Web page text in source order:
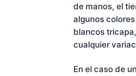
de manos, el
algunos
blancos
cualquier
En el caso de